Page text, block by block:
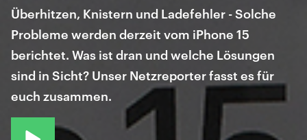
Überhitzen, Knistern und Ladefehler - Solche
Probleme werden derzeit vom iPhone 15
berichtet. Was ist dran und welche Lösungen
sind in Sicht? Unser Netzreporter fasst es für
euch zusammen.